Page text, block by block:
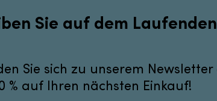
Sie auf dem
Sie sich zu unserem
% auf Ihren nächsten Einkauf!